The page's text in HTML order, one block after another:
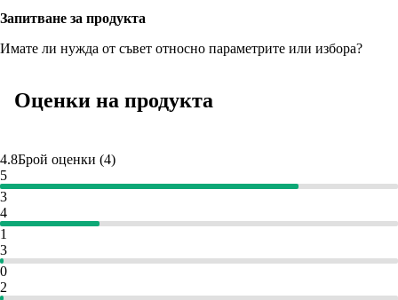
Запитване за продукта
Имате ли нужда от съвет относно параметрите или избора?
Оценки на продукта
4.8Брой оценки (4)
5
3
4
1
3
0
2